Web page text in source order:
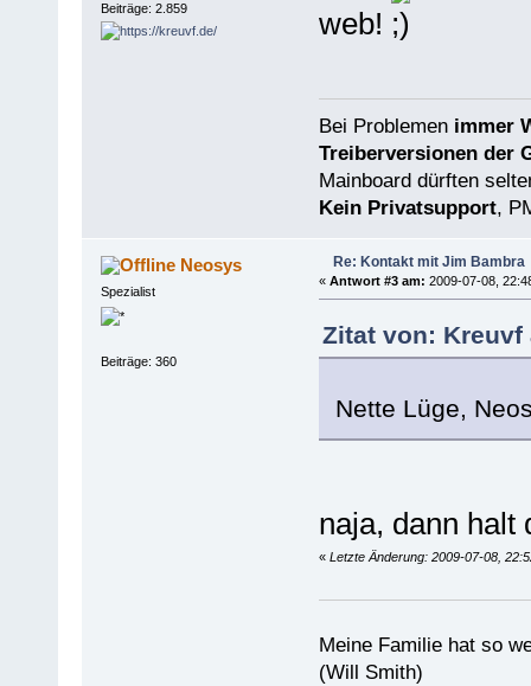
Beiträge: 2.859
web!
Bei Problemen immer
Treiberversionen der
Mainboard dürften
Kein Privatsupport,
Neosys
Spezialist
Beiträge: 360
Re: Kontakt mit Jim Bambra
« Antwort #3 am: 2009-07-08,
Zitat von: Kreuvf
Nette Lüge,
naja, dann
« Letzte Änderung: 2009-07-08,
Meine Familie hat so
(Will Smith)